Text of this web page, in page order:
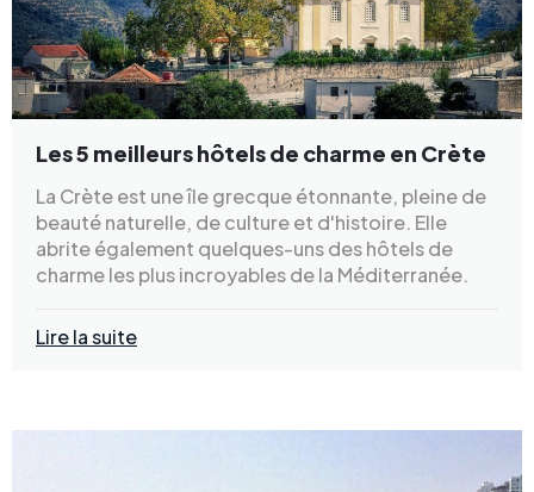
Les 5 meilleurs hôtels de charme en Crète
La Crète est une île grecque étonnante, pleine de
beauté naturelle, de culture et d'histoire. Elle
abrite également quelques-uns des hôtels de
charme les plus incroyables de la Méditerranée.
Lire la suite